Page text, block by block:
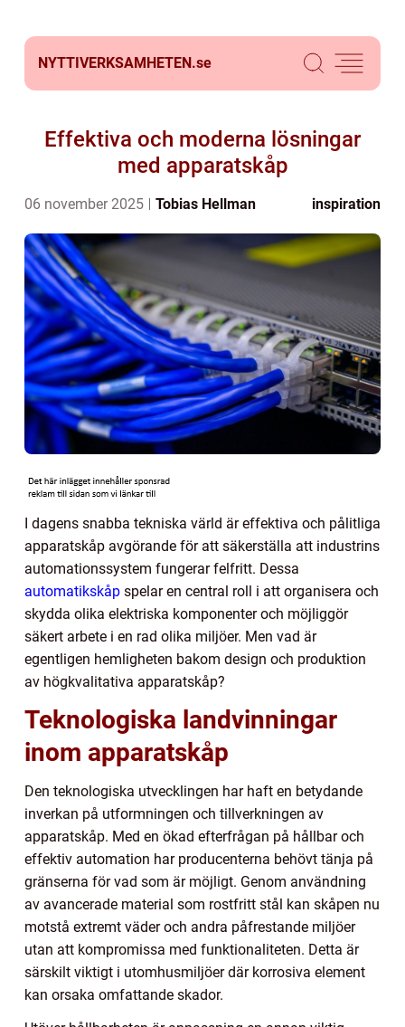
NYTTIVERKSAMHETEN.se
Effektiva och moderna lösningar
med apparatskåp
06 november 2025 Tobias Hellman inspiration
I dagens snabba tekniska värld är effektiva och pålitliga
apparatskåp avgörande för att säkerställa att industrins
automationssystem fungerar felfritt. Dessa
automatikskåp spelar en central roll i att organisera och
skydda olika elektriska komponenter och möjliggör
säkert arbete i en rad olika miljöer. Men vad är
egentligen hemligheten bakom design och produktion
av högkvalitativa apparatskåp?
Teknologiska landvinningar
inom apparatskåp
Den teknologiska utvecklingen har haft en betydande
inverkan på utformningen och tillverkningen av
apparatskåp. Med en ökad efterfrågan på hållbar och
effektiv automation har producenterna behövt tänja på
gränserna för vad som är möjligt. Genom användning
av avancerade material som rostfritt stål kan skåpen nu
motstå extremt väder och andra påfrestande miljöer
utan att kompromissa med funktionaliteten. Detta är
särskilt viktigt i utomhusmiljöer där korrosiva element
kan orsaka omfattande skador.